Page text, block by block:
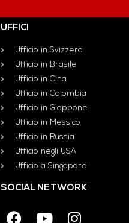
UFFICI
Ufficio in Svizzera
Ufficio in Brasile
Ufficio in Cina
Ufficio in Colombia
Ufficio in Giappone
Ufficio in Messico
Ufficio in Russia
Ufficio negli USA
Ufficio a Singapore
SOCIAL NETWORK